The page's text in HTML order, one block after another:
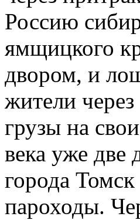
Россию
ямщицкого
двором, и
жители
грузы на
века уже две
города
пароходы.